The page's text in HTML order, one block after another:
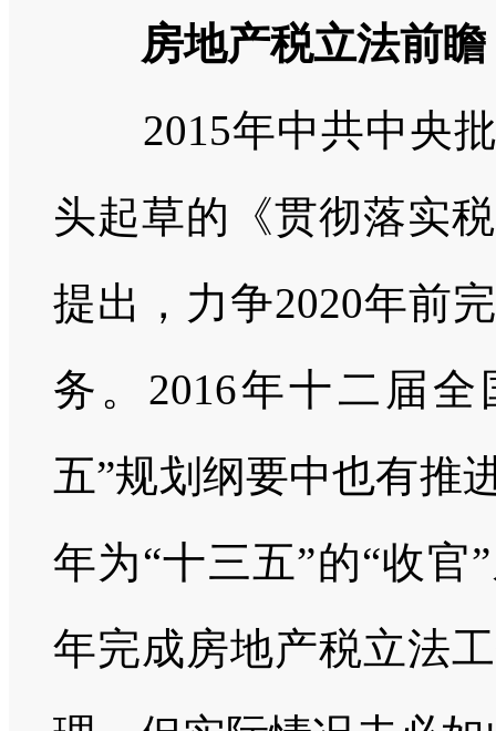
房地产税立法前瞻
2015年中共中央
头起草的《贯彻落实
提出，力争2020年前
务。 2016年十二届全
五”规划纲要中也有推
年为“十三五”的“收
年完成房地产税立法